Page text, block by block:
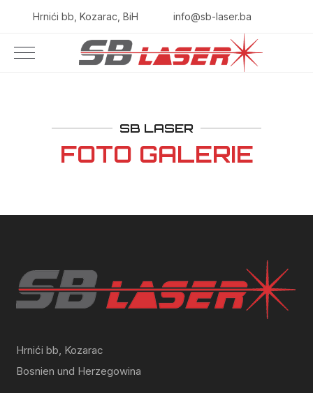
Hrnići bb, Kozarac, BiH info@sb-laser.ba
SB LASER
FOTO GALERIE
Hrnići bb, Kozarac
Bosnien und Herzegowina